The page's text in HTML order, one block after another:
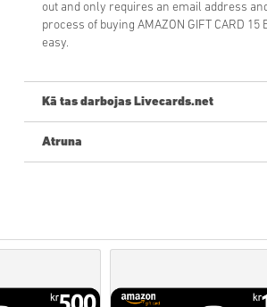
out and only requires an email address
process of buying AMAZON GIFT CARD
easy.
Kā tas darbojas Livecards.net
Jauns Livecards.net? Digitālo kodu iegāde
Atruna
• Lai iegūtu plašāku informāciju, lūdzu,
• Šos lejupielādējamos kodus ir